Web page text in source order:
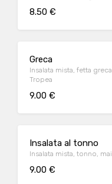
8.50 €
Greca
Insalata mista, fetta
Tropea
9.00 €
Insalata al tonno
Insalata mista, tonno,
9.00 €